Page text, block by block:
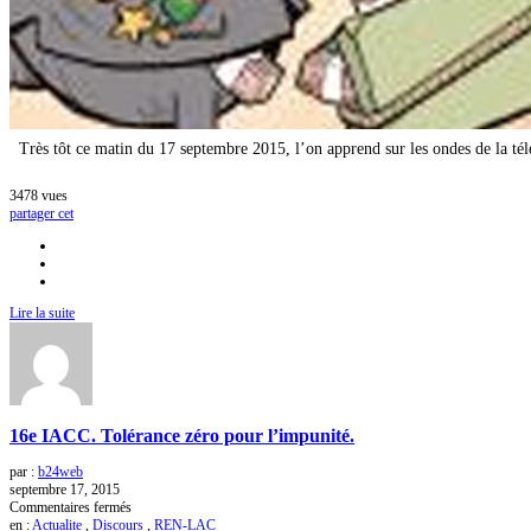
Très tôt ce matin du 17 septembre 2015, l’on apprend sur les ondes de la
3478 vues
partager cet
Lire la suite
16e IACC. Tolérance zéro pour l’impunité.
par : b24web
septembre 17, 2015
Commentaires fermés
16e
en : Actualite Discours
REN-LAC